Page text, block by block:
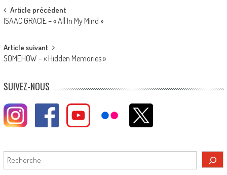
Post
navigation
Article précédent
ISAAC GRACIE – « All In My Mind »
Article suivant
SOMEHOW – « Hidden Memories »
SUIVEZ-NOUS
Rechercher